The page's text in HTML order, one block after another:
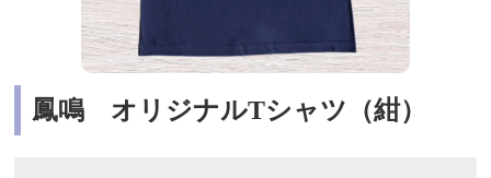
鳳鳴 オリジナルTシャツ（紺）